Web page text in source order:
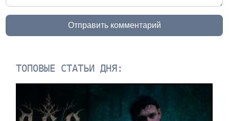
Отправить комментарий
ТОПОВЫЕ СТАТЬИ ДНЯ: